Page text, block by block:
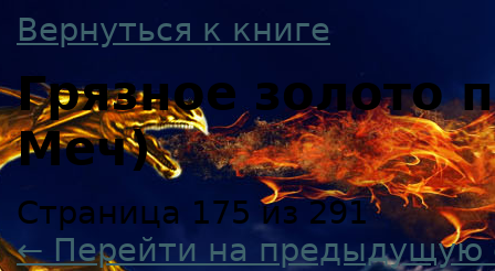
Вернуться к книге
Грязное
Меч)
Страница 175 из 291
← Перейти на предыдущую